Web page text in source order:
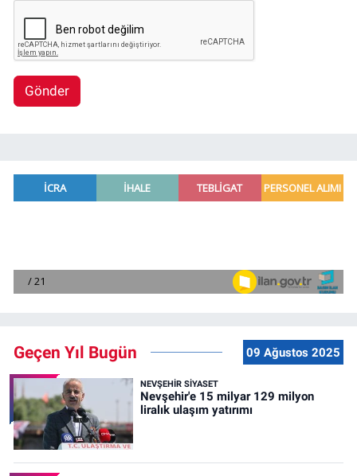
Gönder
Geçen Yıl Bugün 09 Ağustos 2025
NEVŞEHIR SIYASET
Nevşehir'e 15 milyar 129 milyon
liralık ulaşım yatırımı